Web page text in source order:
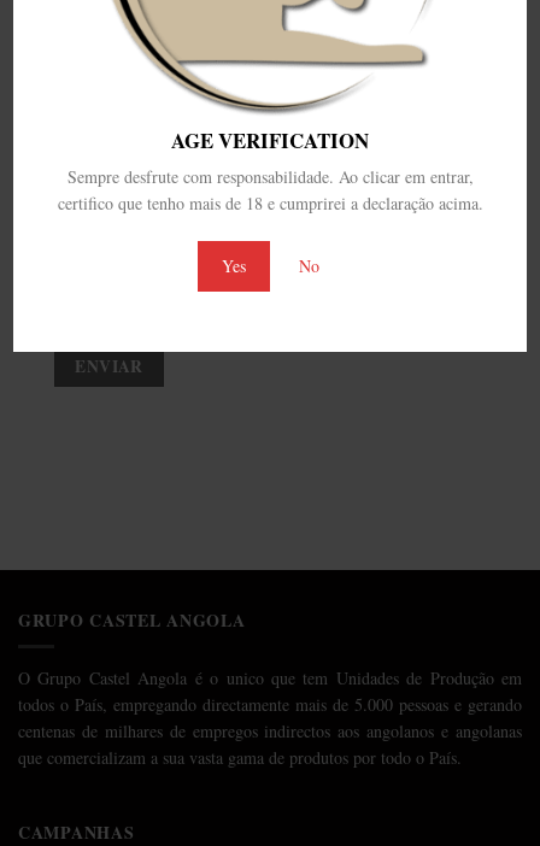
AGE VERIFICATION
Sempre desfrute com responsabilidade. Ao clicar em entrar,
certifico que tenho mais de 18 e cumprirei a declaração acima.
Yes No
GRUPO CASTEL ANGOLA
O Grupo Castel Angola é o unico que tem Unidades de Produção em
todos o País, empregando directamente mais de 5.000 pessoas e gerando
centenas de milhares de empregos indirectos aos angolanos e angolanas
que comercializam a sua vasta gama de produtos por todo o País.
CAMPANHAS